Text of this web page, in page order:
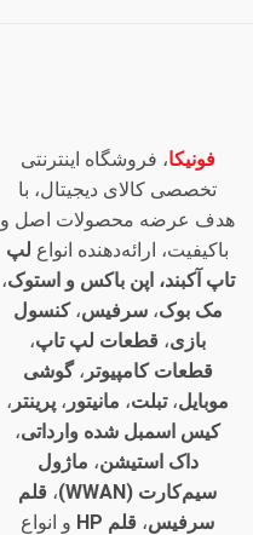
فونیکا، فروشگاه اینترنتی
تخصصی کالای دیجیتال، با
هدف عرضه محصولات اصل و
باکیفیت، ارائه‌دهنده انواع لپ
تاپ آکبند، اپن باکس و استوک،
مک بوک،سرفیس،کنسول
بازی، قطعات لپ تاپ،
قطعات کامپیوتر ،گوشی
موبایل،تبلت، مانیتور ، پرینتر ،
کیس اسمبل شده وارداتی،
داک استیشن، ماژول
سیم‌کارت (WWAN)
، قلم
سرفیس، قلم HP
و انواع